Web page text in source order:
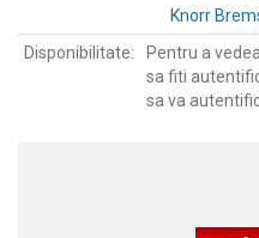
Knorr
Disponibilitate:
Pentru a
sa fiti
sa va